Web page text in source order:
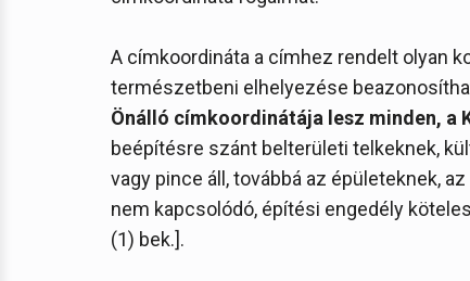
A címkoordináta a címhez rendelt olyan
természetbeni elhelyezése
Önálló címkoordinátája lesz minden, a
beépítésre szánt belterületi telkeknek,
vagy pince áll, továbbá az épületeknek,
nem kapcsolódó, építési engedély
(1) bek.].